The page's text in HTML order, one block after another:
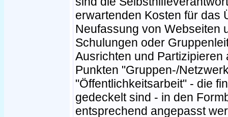
erwartenden Kosten für das
Neufassung von Webseiten
Schulungen oder
Ausrichten und
Punkten "Gruppen-/
"Öffentlichkeitsarbeit" - die
gedeckelt sind - in den
entsprechend angepasst